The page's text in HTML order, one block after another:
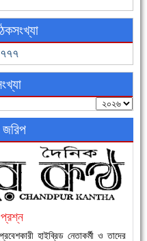
ঘরে উঠছে
১ জন গ্রেফতার
হাইব্রিড নেতাকর্মী ও তাদের